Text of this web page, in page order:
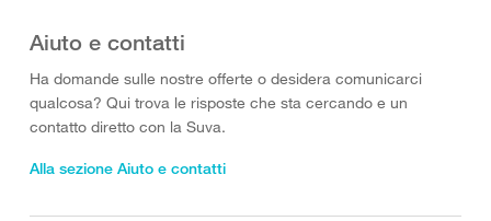
Aiuto e contatti
Ha domande sulle nostre offerte o desidera comunicarci
qualcosa? Qui trova le risposte che sta cercando e un
contatto diretto con la Suva.
Alla sezione Aiuto e contatti